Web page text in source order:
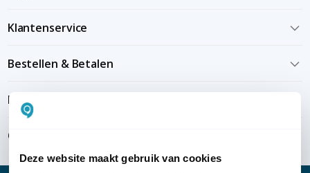
Deze website maakt gebruik van cookies
Klantenservice
Bestellen & Betalen
Bezorgen & installeren
Over KommaGo